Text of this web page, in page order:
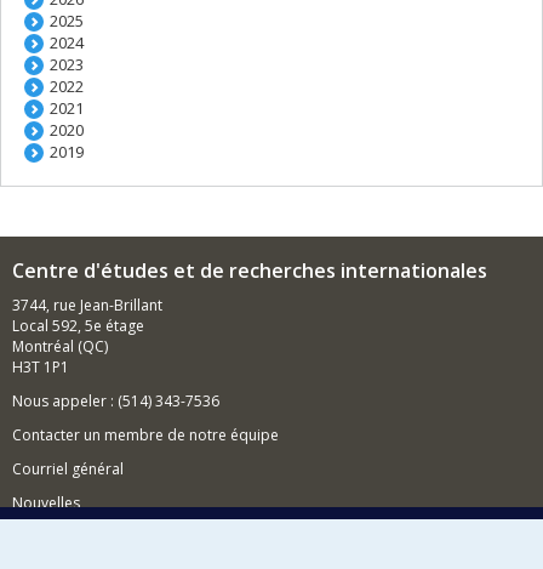
2025
2024
2023
2022
2021
2020
2019
Centre d'études et de recherches internationales
3744, rue Jean-Brillant
Local 592, 5e étage
Montréal (QC)
H3T 1P1
Nous appeler : (514) 343-7536
Contacter un membre de notre équipe
Courriel général
Nouvelles